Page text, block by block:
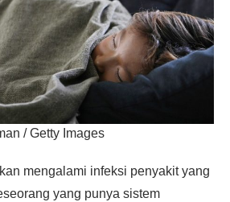
/ Getty Images
mengalami infeksi penyakit yang
yang punya sistem